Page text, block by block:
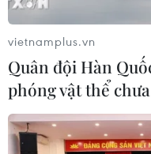
vietnamplus.vn
Quân đội Hàn
phóng vật thể